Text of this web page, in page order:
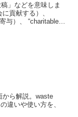
」などを意味しま
貢献する）、
与）、 “charitable
から解説。waste
違いや使い方を、